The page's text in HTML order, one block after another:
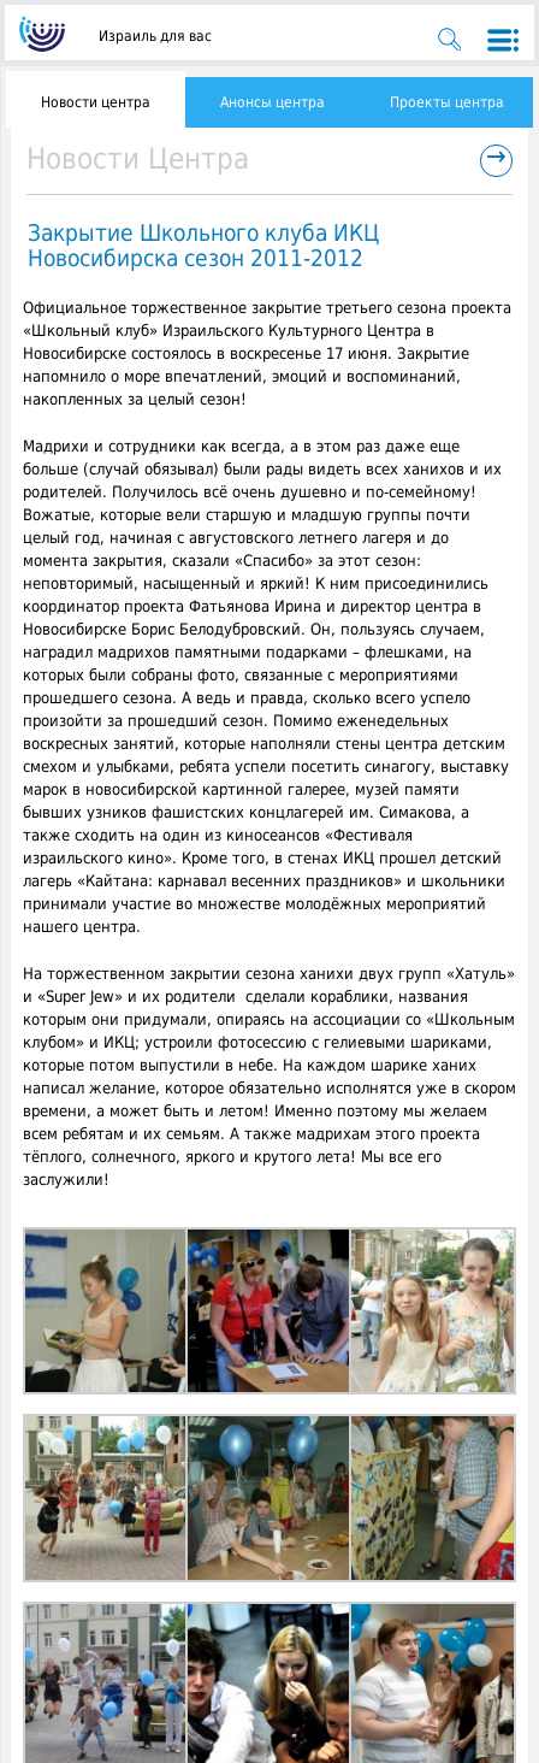
Израиль для вас
Новости центра Анонсы центра Проекты центра
Новости Центра →
Закрытие Школьного клуба ИКЦ
Новосибирска сезон 2011-2012
Официальное торжественное закрытие третьего сезона проекта
«Школьный клуб» Израильского Культурного Центра в
Новосибирске состоялось в воскресенье 17 июня. Закрытие
напомнило о море впечатлений, эмоций и воспоминаний,
накопленных за целый сезон!
Мадрихи и сотрудники как всегда, а в этом раз даже еще
больше (случай обязывал) были рады видеть всех ханихов и их
родителей. Получилось всё очень душевно и по-семейному!
Вожатые, которые вели старшую и младшую группы почти
целый год, начиная с августовского летнего лагеря и до
момента закрытия, сказали «Спасибо» за этот сезон:
неповторимый, насыщенный и яркий! К ним присоединились
координатор проекта Фатьянова Ирина и директор центра в
Новосибирске Борис Белодубровский. Он, пользуясь случаем,
наградил мадрихов памятными подарками – флешками, на
которых были собраны фото, связанные с мероприятиями
прошедшего сезона. А ведь и правда, сколько всего успело
произойти за прошедший сезон. Помимо еженедельных
воскресных занятий, которые наполняли стены центра детским
смехом и улыбками, ребята успели посетить синагогу, выставку
марок в новосибирской картинной галерее, музей памяти
бывших узников фашистских концлагерей им. Симакова, а
также сходить на один из киносеансов «Фестиваля
израильского кино». Кроме того, в стенах ИКЦ прошел детский
лагерь «Кайтана: карнавал весенних праздников» и школьники
принимали участие во множестве молодёжных мероприятий
нашего центра.
На торжественном закрытии сезона ханихи двух групп «Хатуль»
и «Super Jew» и их родители сделали кораблики, названия
которым они придумали, опираясь на ассоциации со «Школьным
клубом» и ИКЦ; устроили фотосессию с гелиевыми шариками,
которые потом выпустили в небе. На каждом шарике ханих
написал желание, которое обязательно исполнятся уже в скором
времени, а может быть и летом! Именно поэтому мы желаем
всем ребятам и их семьям. А также мадрихам этого проекта
тёплого, солнечного, яркого и крутого лета! Мы все его
заслужили!